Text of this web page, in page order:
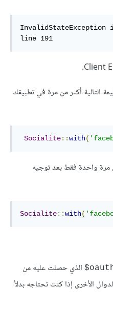
InvalidStateException
line 191
التالية أكثر من مرة في تطبيقك
Socialite::with(
مرة واحدة فقط بعد توجيه
Socialite::with(
الذي حصلت عليه من
الأخرى إذا كنت تحتاجه بدلاً